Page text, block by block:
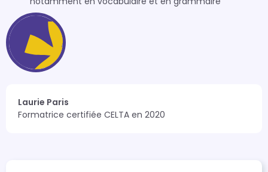
Laurie Paris
Formatrice certifiée CELTA en 2020